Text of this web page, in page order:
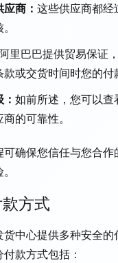
商： 这些供应商都经
阿里巴巴提供贸易保证
或交货时间时您的付
如前所述，您可以
的可靠性。
可确保您信任与您合
方式
货中心提供多种安全
款方式包括：